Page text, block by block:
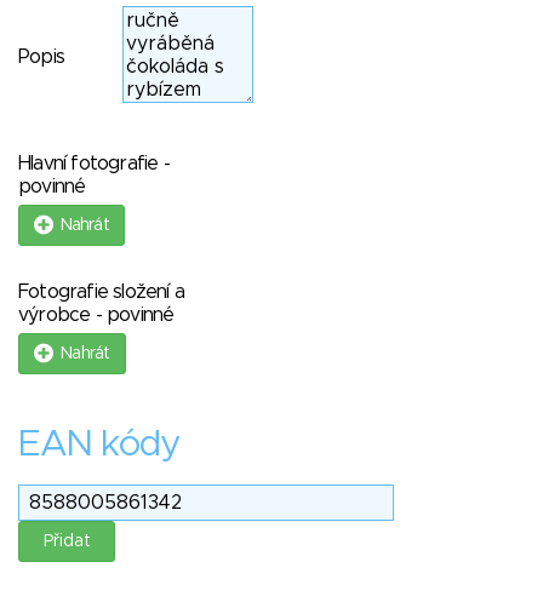
Popis
Hlavní fotografie -
povinné
Nahrát
Fotografie složení a
výrobce - povinné
Nahrát
EAN kódy